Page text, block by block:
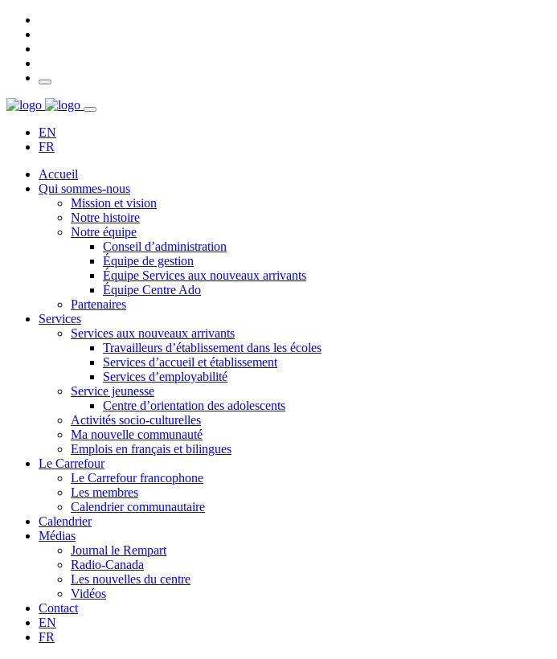
EN
FR
Accueil
Qui sommes-nous
Mission et vision
Notre histoire
Notre équipe
Conseil d’administration
Équipe de gestion
Équipe Services aux nouveaux arrivants
Équipe Centre Ado
Partenaires
Services
Services aux nouveaux arrivants
Travailleurs d’établissement dans les écoles
Services d’accueil et établissement
Services d’employabilité
Service jeunesse
Centre d’orientation des adolescents
Activités socio-culturelles
Ma nouvelle communauté
Emplois en français et bilingues
Le Carrefour
Le Carrefour francophone
Les membres
Calendrier communautaire
Calendrier
Médias
Journal le Rempart
Radio-Canada
Les nouvelles du centre
Vidéos
Contact
EN
FR